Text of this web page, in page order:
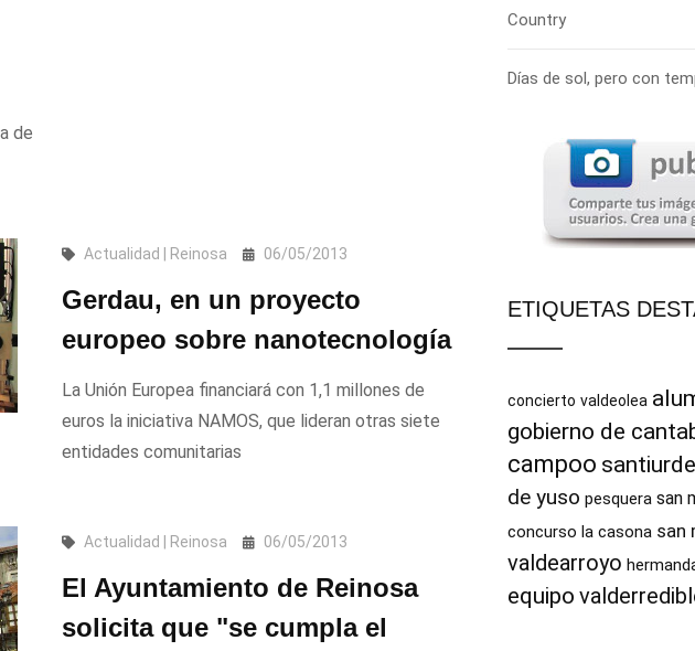
de
Actualidad | Reinosa 06/05/2013
Gerdau, en un proyecto
europeo sobre nanotecnología
La Unión Europea financiará con 1,1 millones de
euros la iniciativa NAMOS, que lideran otras siete
entidades comunitarias
Actualidad | Reinosa 06/05/2013
El Ayuntamiento de Reinosa
solicita que "se cumpla el
Country
Días de sol, pero con
ETIQUETAS
concierto valdeolea
gobierno de
campoo
de yuso pesquera san
concurso la casona san
valdearroyo
equipo